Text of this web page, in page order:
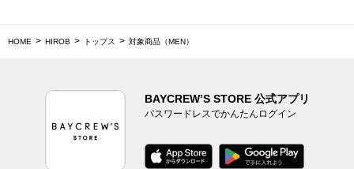
HOME HIROB トップス 対象商品（MEN）
BAYCREW’S STORE 公式アプリ
パスワードレスでかんたんログイン